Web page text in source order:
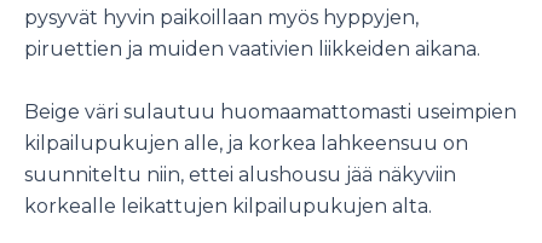
pysyvät hyvin paikoillaan myös hyppyjen,
piruettien ja muiden vaativien liikkeiden aikana.
Beige väri sulautuu huomaamattomasti useimpien
kilpailupukujen alle, ja korkea lahkeensuu on
suunniteltu niin, ettei alushousu jää näkyviin
korkealle leikattujen kilpailupukujen alta.